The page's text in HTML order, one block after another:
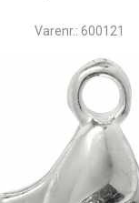
Varenr.: 600121